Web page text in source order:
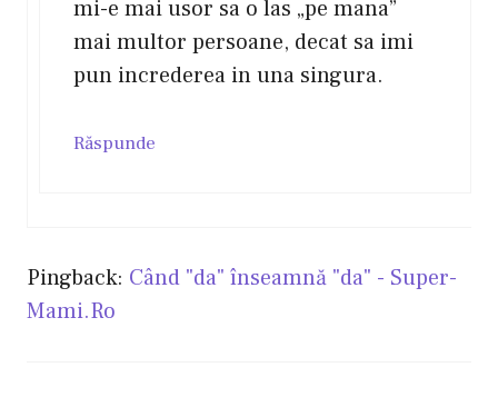
mi-e mai usor sa o las „pe mana”
mai multor persoane, decat sa imi
pun increderea in una singura.
Răspunde
Pingback: Când "da" înseamnă "da" - Super-
Mami.Ro